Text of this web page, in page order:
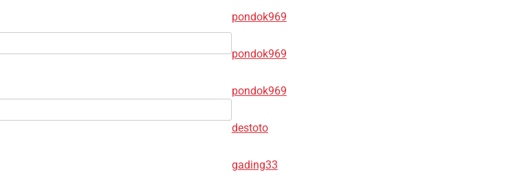
pondok969
pondok969
pondok969
destoto
gading33